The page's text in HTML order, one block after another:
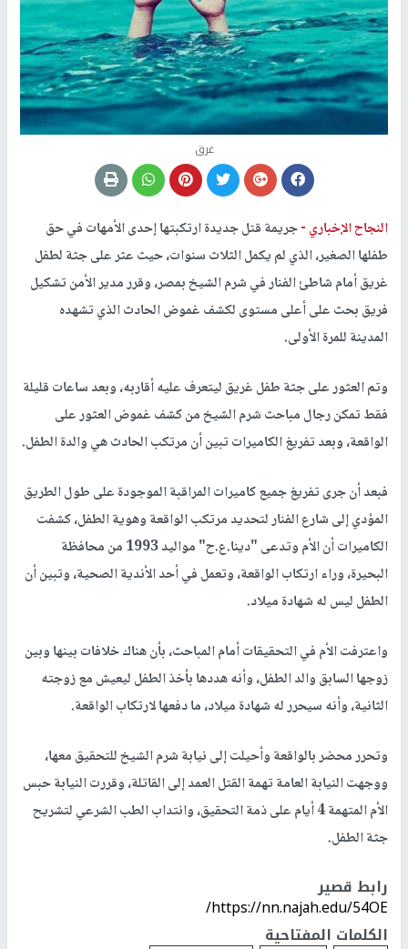
غرق
النجاح الإخباري -جريمة قتل جديدة ارتكبتها إحدى الأمهات في حق
طفلها الصغير، الذي لم يكمل الثلاث سنوات، حيث عثر على جثة لطفل
غريق أمام شاطئ الفنار في شرم الشيخ بمصر، وقرر مدير الأمن تشكيل
فريق بحث على أعلى مستوى لكشف غموض الحادث الذي تشهده
المدينة للمرة الأولى.
وتم العثور على جثة طفل غريق ليتعرف عليه أقاربه، وبعد ساعات قليلة
فقط تمكن رجال مباحث شرم الشيخ من كشف غموض العثور على
الواقعة، وبعد تفريغ الكاميرات تبين أن مرتكب الحادث هي والدة الطفل.
فبعد أن جرى تفريغ جميع كاميرات المراقبة الموجودة على طول الطريق
المؤدي إلى شارع الفنار لتحديد مرتكب الواقعة وهوية الطفل، كشفت
الكاميرات أن الأم وتدعى "دينا.ع.ح" مواليد 1993 من محافظة
البحيرة، وراء ارتكاب الواقعة، وتعمل في أحد الأندية الصحية، وتبين أن
الطفل ليس له شهادة ميلاد.
واعترفت الأم في التحقيقات أمام المباحث، بأن هناك خلافات بينها وبين
زوجها السابق والد الطفل، وأنه هددها بأخذ الطفل ليعيش مع زوجته
الثانية، وأنه سيحرر له شهادة ميلاد، ما دفعها لارتكاب الواقعة.
وتحرر محضر بالواقعة وأحيلت إلى نيابة شرم الشيخ للتحقيق معها،
ووجهت النيابة العامة تهمة القتل العمد إلى القاتلة، وقررت النيابة حبس
الأم المتهمة 4 أيام على ذمة التحقيق، وانتداب الطب الشرعي لتشريح
جثة الطفل.
رابط قصير
https://nn.najah.edu/54OE/
الكلمات المفتاحية